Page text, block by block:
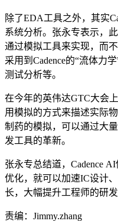
除了EDA工具之外，其实
系统分析。张永专表示，
通过模拟工具来实现，而
采用到Cadence的“流体力
测试分析等。
在今年的英伟达GTC大会
用模拟的方式来描述实际
制药的模拟，可以通过大
发工具的革新。
张永专总结道，Cadence
优化，就可以加速IC设计
长，大幅提升工程师的研发
责编：Jimmy.zhang